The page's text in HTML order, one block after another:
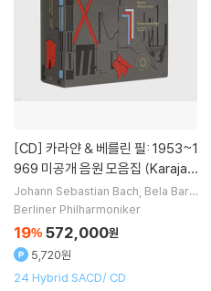
[CD]
969 미공개 음원 모음집 (Karajan
& Berliner Philharmoniker: Live
in Berlin 1953-1969)
Johann Sebastian Bach Bela Bart
ok Ludwig van Beethoven
Berliner Philharmoniker
19% 572,000원
5,720원
24 Hybrid SACD/ CD